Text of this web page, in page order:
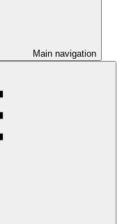
Main navigation